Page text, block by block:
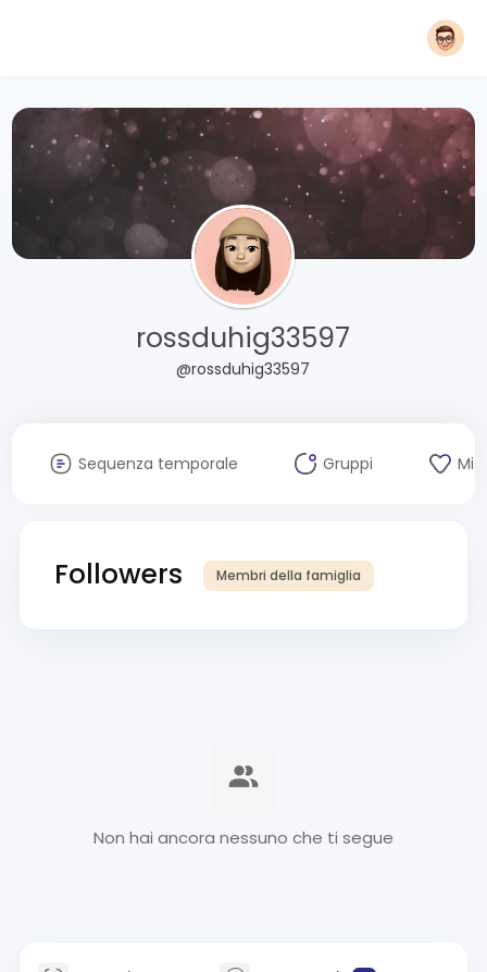
rossduhig33597
@rossduhig33597
Sequenza temporale Gruppi Mi
Followers Membri della famiglia
Non hai ancora nessuno che ti segue